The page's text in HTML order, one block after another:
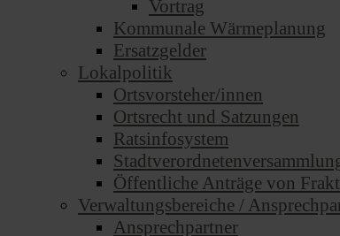
Vortrag
Kommunale Wärmeplanung
Ersatzgelder
Lokalpolitik
Ortsvorsteher/innen
Ortsrecht und Satzungen
Ratsinfosystem
Öffentliche Anträge von
Verwaltungsbereiche /
Ansprechpartner